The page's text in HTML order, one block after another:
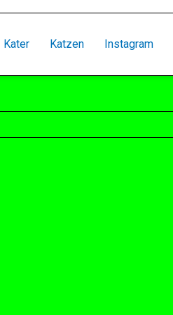
Kater Katzen Instagram